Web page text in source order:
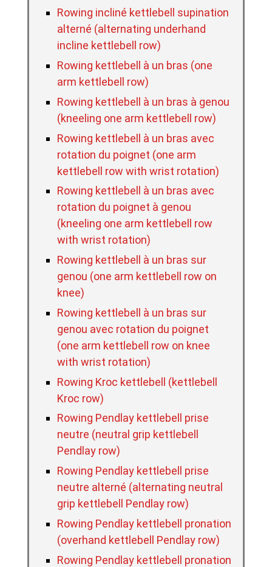
Rowing incliné kettlebell supination
alterné (alternating underhand
incline kettlebell row)
Rowing kettlebell à un bras (one
arm kettlebell row)
Rowing kettlebell à un bras à genou
(kneeling one arm kettlebell row)
Rowing kettlebell à un bras avec
rotation du poignet (one arm
kettlebell row with wrist rotation)
Rowing kettlebell à un bras avec
rotation du poignet à genou
(kneeling one arm kettlebell row
with wrist rotation)
Rowing kettlebell à un bras sur
genou (one arm kettlebell row on
knee)
Rowing kettlebell à un bras sur
genou avec rotation du poignet
(one arm kettlebell row on knee
with wrist rotation)
Rowing Kroc kettlebell (kettlebell
Kroc row)
Rowing Pendlay kettlebell prise
neutre (neutral grip kettlebell
Pendlay row)
Rowing Pendlay kettlebell prise
neutre alterné (alternating neutral
grip kettlebell Pendlay row)
Rowing Pendlay kettlebell pronation
(overhand kettlebell Pendlay row)
Rowing Pendlay kettlebell pronation